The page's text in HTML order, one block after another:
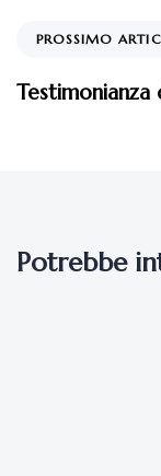
PROSSIMO
Potrebbe